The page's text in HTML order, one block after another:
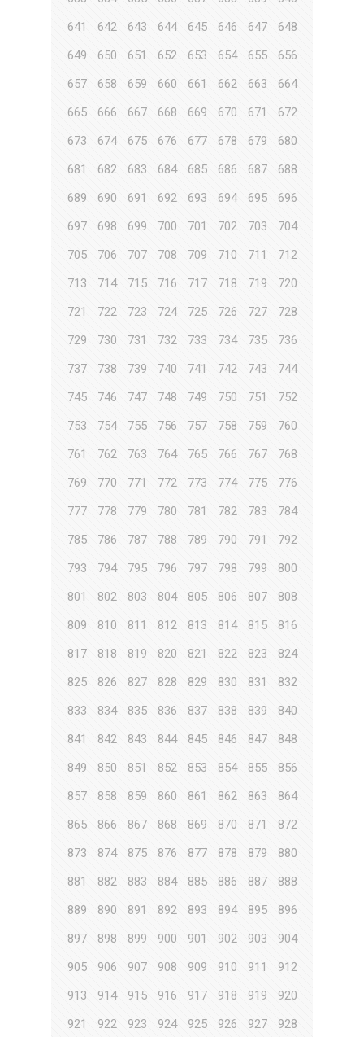
641
642 643 644 645 646 647
648
649
650 651 652 653 654 655
656
657
658 659 660 661 662 663
664
665
666 667 668 669 670 671
672
673
674 675 676 677 678 679
680
681
682 683 684 685 686 687
688
689
690 691 692 693 694 695
696
697
698 699 700 701 702 703
704
705
706 707 708 709 710 711
712
713
714 715 716 717 718 719
720
721
722 723 724 725 726 727
728
729
730 731 732 733 734 735
736
737
738 739 740 741 742 743
744
745
746 747 748 749 750 751
752
753
754 755 756 757 758 759
760
761
762 763 764 765 766 767
768
769
770 771 772 773 774 775
776
777
778 779 780 781 782 783
784
785
786 787 788 789 790 791
792
793
794 795 796 797 798 799
800
801
802 803 804 805 806 807
808
809
810 811 812 813 814 815
816
817
818 819 820 821 822 823
824
825
826 827 828 829 830 831
832
833
834 835 836 837 838 839
840
841
842 843 844 845 846 847
848
849
850 851 852 853 854 855
856
857
858 859 860 861 862 863
864
865
866 867 868 869 870 871
872
873
874 875 876 877 878 879
880
881
882 883 884 885 886 887
888
889
890 891 892 893 894 895
896
897
898 899 900 901 902 903
904
905
906 907 908 909 910 911
912
913
914 915 916 917 918 919
920
921
922 923 924 925 926 927
928